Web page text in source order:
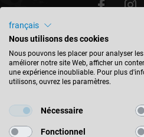
Schweiz -
TROUVER UN
français
Nous utilisons des cookies
Nous pouvons les placer pour analyser
améliorer notre site Web, afficher un
une expérience inoubliable. Pour plus
utilisons, ouvrez les paramètres.
Nécessaire
Fonctionnel